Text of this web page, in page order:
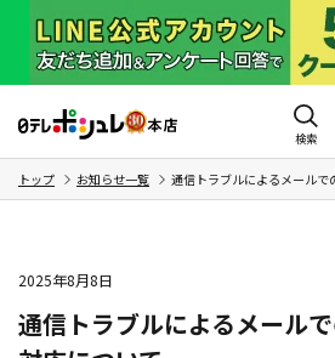
検索
トップ お知らせ一覧 通信トラブルによるメールで
2025年8月8日
通信トラブルによるメール